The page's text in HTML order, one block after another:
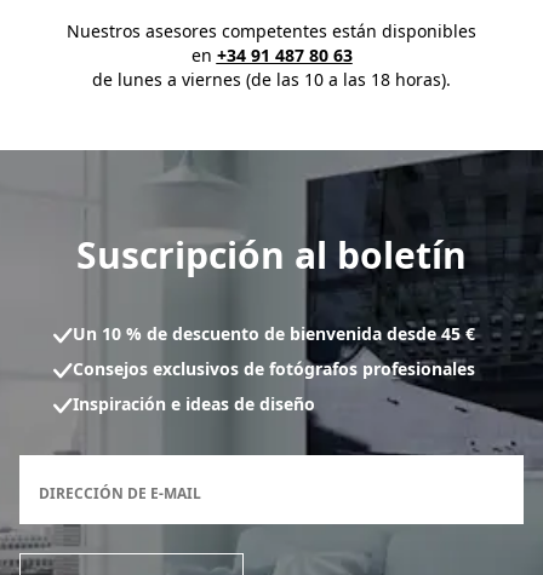
Nuestros asesores competentes están disponibles
en +34 91 487 80 63
de lunes a viernes (de las 10 a las 18 horas).
Suscripción al boletín
Un 10 % de descuento de bienvenida desde 45 €
Consejos exclusivos de fotógrafos profesionales
Inspiración e ideas de diseño
DIRECCIÓN DE E-MAIL